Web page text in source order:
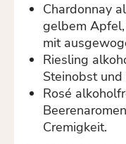
Chardonnay
gelbem
mit
Riesling
Steinobst
Rosé
Cremigkeit.